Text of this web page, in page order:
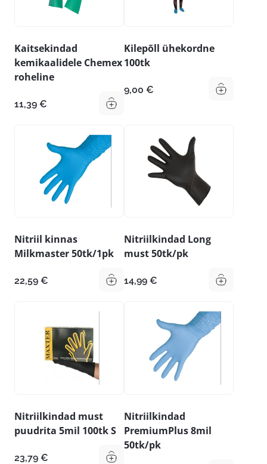
Kaitsekindad
kemikaalidele Chemex
roheline
11,39 €
Kilepõll ühekordne
100tk
9,00 €
Nitriil kinnas
Milkmaster 50tk/1pk
22,59 €
Nitriilkindad Long
must 50tk/pk
14,99 €
Nitriilkindad must
puudrita 5mil 100tk S
23,79 €
Nitriilkindad
PremiumPlus 8mil
50tk/pk